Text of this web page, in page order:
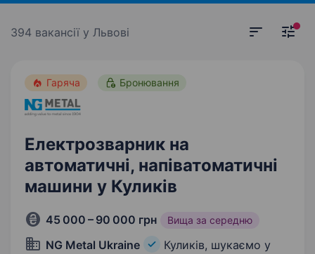
394 вакансії у Львові
Гаряча Бронювання
Електрозварник на
автоматичні, напіватоматичні
машини у Куликів
45 000 – 90 000 грн Вища за середню
NG Metal Ukraine
Куликів, шукаємо у